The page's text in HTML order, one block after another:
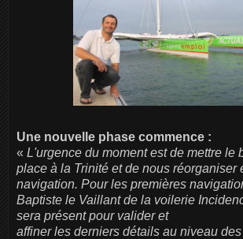
Une nouvelle phase commence :
« L'urgence du moment est de mettre le
place à la Trinité et de nous réorganiser
navigation. Pour les premières
Baptiste le Vaillant de la voilerie
sera présent pour valider et
affiner les derniers détails au niveau